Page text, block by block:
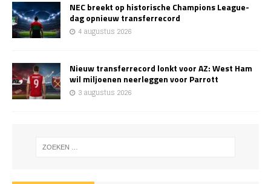
NEC breekt op historische Champions League-
dag opnieuw transferrecord
4 augustus 2026
Nieuw transferrecord lonkt voor AZ: West Ham
wil miljoenen neerleggen voor Parrott
3 augustus 2026